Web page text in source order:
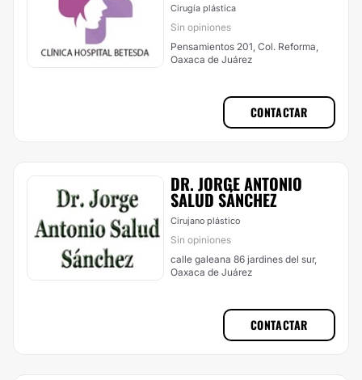
Cirugía plástica
Sin opiniones
Pensamientos 201, Col. Reforma,
Oaxaca de Juárez
CONTACTAR
DR. JORGE ANTONIO
SALUD SÁNCHEZ
Cirujano plástico
Sin opiniones
calle galeana 86 jardines del sur,
Oaxaca de Juárez
CONTACTAR